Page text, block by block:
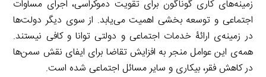
زمینه‌های کاری گوناگون برای تقویت دموکراسی، اجرای مساوات
اجتماعی و توسعه بخشی اهمیت می‌یابد. از سوی دیگر دولت‌ها
در زمینه‌ی ارائۀ خدمات اجتماعی و دولتی توانا و کافی نیستند.
همه‌ی این عوامل منجر به افزایش تقاضا برای ایفای نقش سمن‌ها
در کاهش فقر، بیکاری و سایر مسائل اجتماعی شده است.